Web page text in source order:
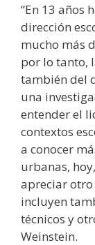
“En 13 años
dirección
mucho más
por lo tanto,
también del
una
entender el
contextos
a conocer
urbanas,
apreciar
incluyen
técnicos y
Weinstein.